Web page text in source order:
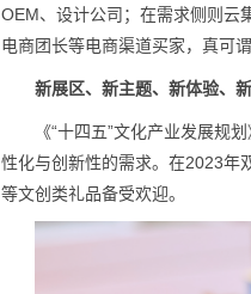
OEM、设计公司；在需求侧则云
电商团长等电商渠道买家，真可
新展区、新主题、新体验、
《“十四五”文化产业发展规
性化与创新性的需求。在2023年
等文创类礼品备受欢迎。